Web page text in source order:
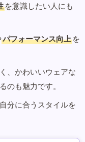
を意識したい人にも
パフォーマンス向上 を
、かわいいウェアな
のも魅力です。
分に合うスタイルを